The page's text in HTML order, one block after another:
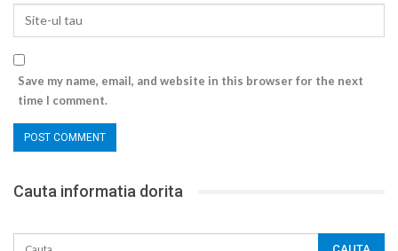
Save my name, email, and website in this browser for the next
time I comment.
Cauta informatia dorita